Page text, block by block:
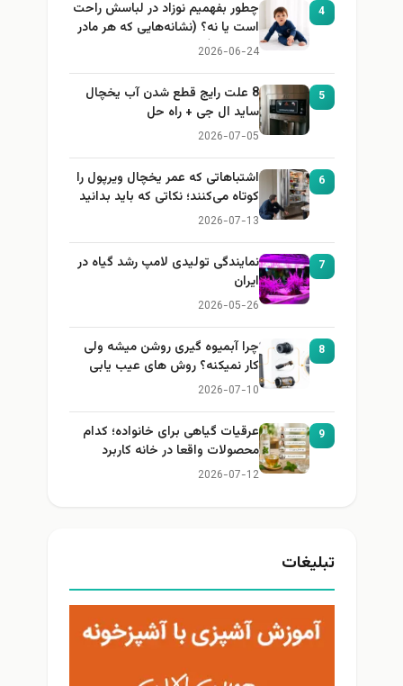
4
چطور بفهمیم نوزاد در لباسش راحت
است یا نه؟ (نشانه‌هایی که هر مادر
باید بداند)
2026-06-24
5
8 علت رایج قطع شدن آب یخچال
ساید ال جی + راه حل
2026-07-05
6
اشتباهاتی که عمر یخچال ویرپول را
کوتاه می‌کنند؛ نکاتی که باید بدانید
2026-07-13
7
نمایندگی تولیدی لامپ رشد گیاه در
ایران
2026-05-26
8
چرا آبمیوه گیری روشن میشه ولی
کار نمیکنه؟ روش های عیب یابی
2026-07-10
9
عرقیات گیاهی برای خانواده؛ کدام
محصولات واقعا در خانه کاربرد
دارند؟
2026-07-12
تبلیغات